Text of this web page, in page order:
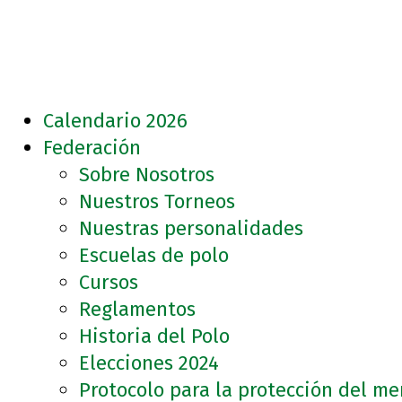
Calendario 2026
Federación
Sobre Nosotros
Nuestros Torneos
Nuestras personalidades
Escuelas de polo
Cursos
Reglamentos
Historia del Polo
Elecciones 2024
Protocolo para la protección del